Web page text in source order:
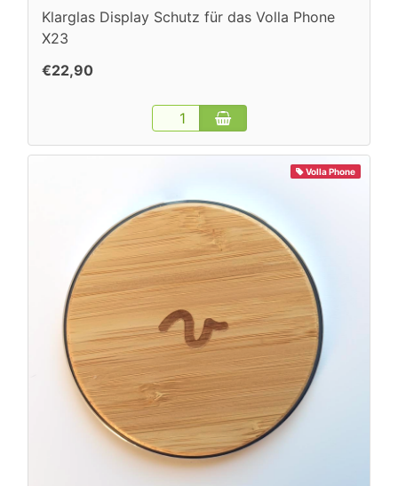
Klarglas Display Schutz für das Volla Phone
X23
€22,90
Volla Phone